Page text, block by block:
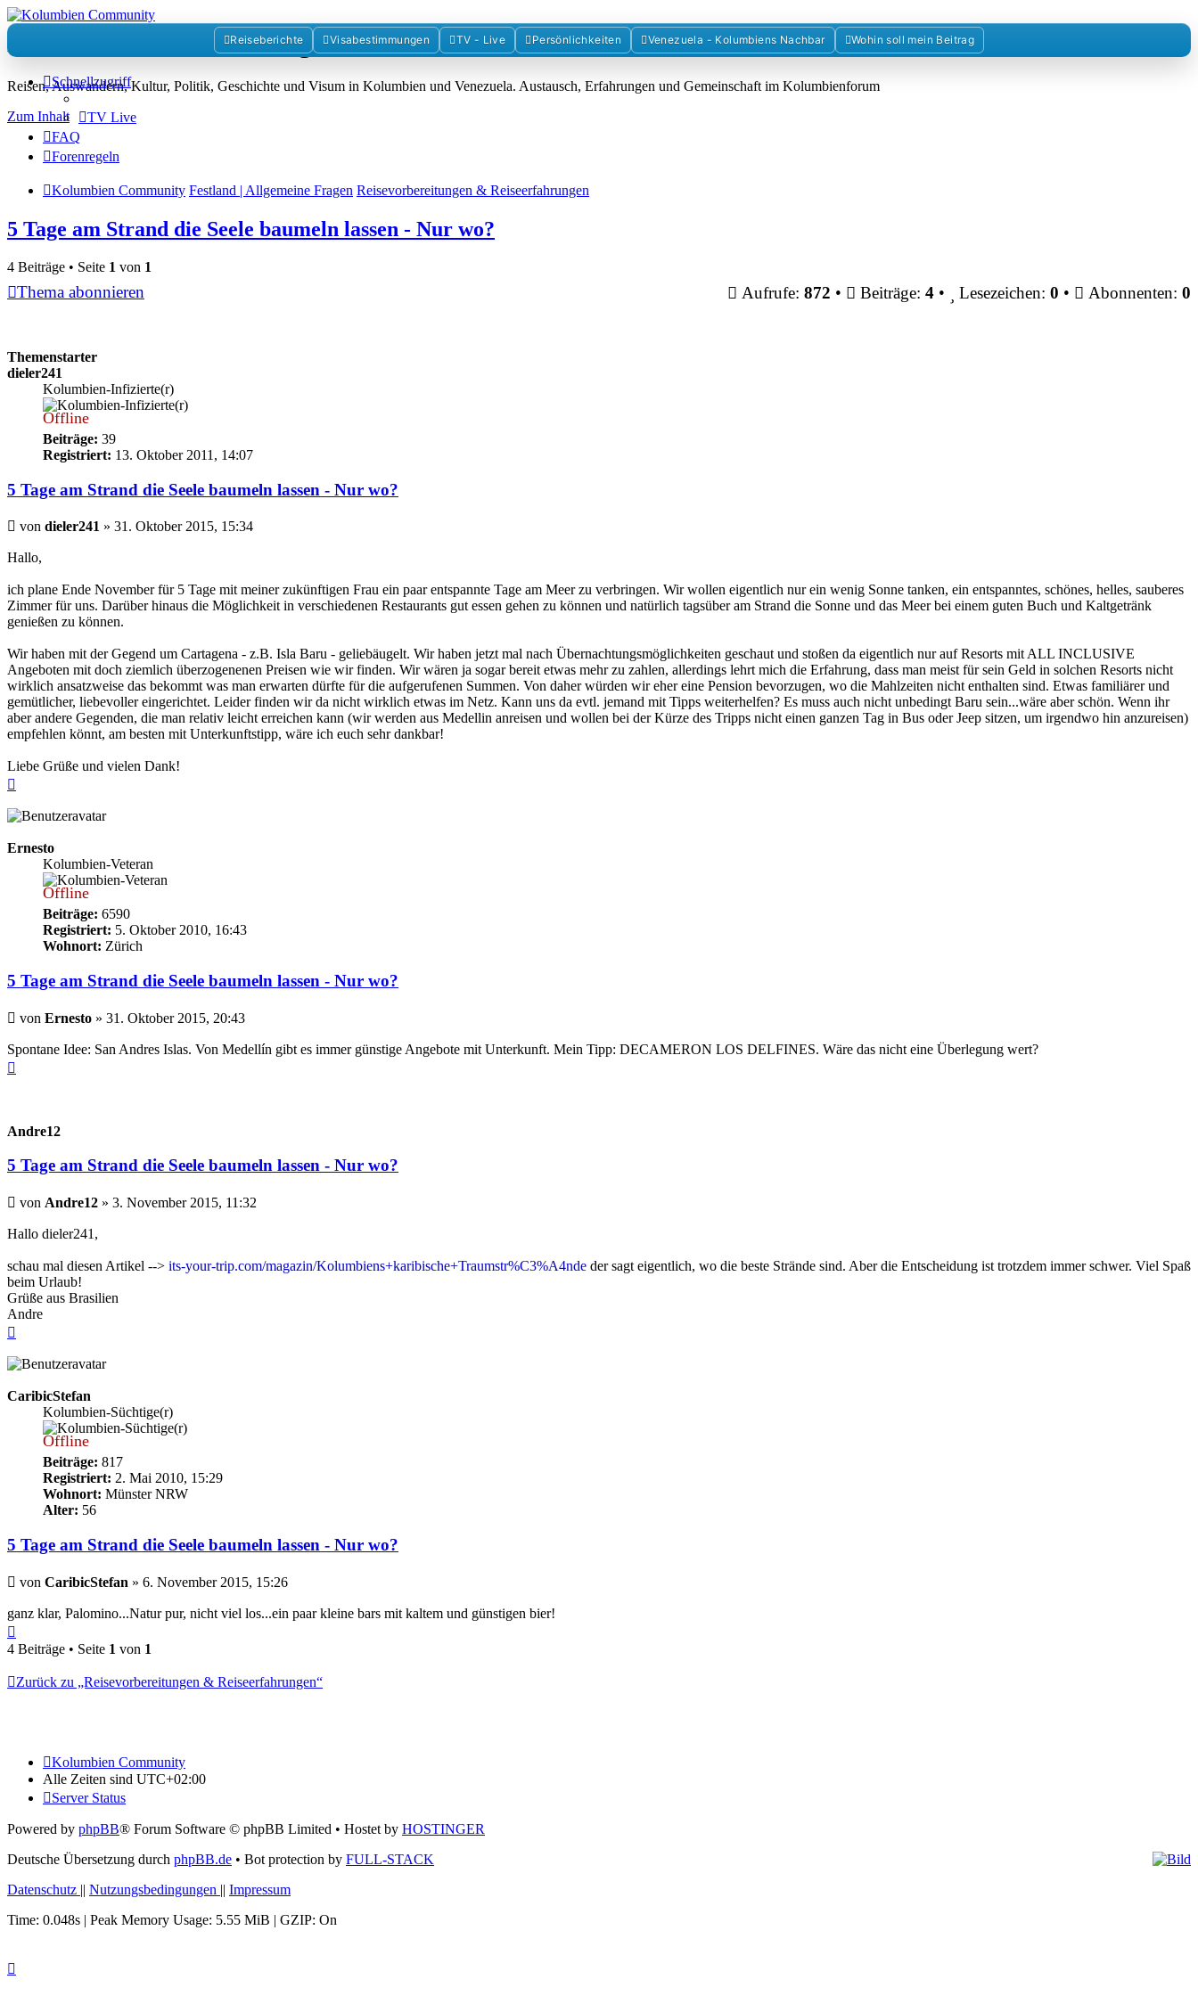
Kolumbienforum - Das grosse Forum der Freunde Kolumbiens
Reisen, Auswandern, Kultur, Politik, Geschichte und Visum in Kolumbien und Venezuela. Austausch, Erfahrungen und Gemeinschaft im Kolumbienforum
Zum Inhalt
Reiseberichte Visabestimmungen TV - Live Persönlichkeiten Venezuela - Kolumbiens Nachbar Wohin soll mein Beitrag
Schnellzugriff
TV Live
FAQ
Forenregeln
Kolumbien Community Festland | Allgemeine Fragen Reisevorbereitungen & Reiseerfahrungen
5 Tage am Strand die Seele baumeln lassen - Nur wo?
4 Beiträge • Seite 1 von 1
Thema abonnieren Aufrufe: 872 • Beiträge: 4 • Lesezeichen: 0 • Abonnenten: 0
Themenstarter
dieler241
Kolumbien-Infizierte(r)
Offline
Beiträge: 39
Registriert: 13. Oktober 2011, 14:07
5 Tage am Strand die Seele baumeln lassen - Nur wo?
Beitrag
von dieler241 » 31. Oktober 2015, 15:34
Hallo,
ich plane Ende November für 5 Tage mit meiner zukünftigen Frau ein paar entspannte Tage am Meer zu verbringen. Wir wollen eigentlich nur ein wenig Sonne tanken, ein entspanntes, schönes, helles, sauberes
Zimmer für uns. Darüber hinaus die Möglichkeit in verschiedenen Restaurants gut essen gehen zu können und natürlich tagsüber am Strand die Sonne und das Meer bei einem guten Buch und Kaltgetränk
genießen zu können.
Wir haben mit der Gegend um Cartagena - z.B. Isla Baru - geliebäugelt. Wir haben jetzt mal nach Übernachtungsmöglichkeiten geschaut und stoßen da eigentlich nur auf Resorts mit ALL INCLUSIVE
Angeboten mit doch ziemlich überzogenenen Preisen wie wir finden. Wir wären ja sogar bereit etwas mehr zu zahlen, allerdings lehrt mich die Erfahrung, dass man meist für sein Geld in solchen Resorts nicht
wirklich ansatzweise das bekommt was man erwarten dürfte für die aufgerufenen Summen. Von daher würden wir eher eine Pension bevorzugen, wo die Mahlzeiten nicht enthalten sind. Etwas familiärer und
gemütlicher, liebevoller eingerichtet. Leider finden wir da nicht wirklich etwas im Netz. Kann uns da evtl. jemand mit Tipps weiterhelfen? Es muss auch nicht unbedingt Baru sein...wäre aber schön. Wenn ihr
aber andere Gegenden, die man relativ leicht erreichen kann (wir werden aus Medellin anreisen und wollen bei der Kürze des Tripps nicht einen ganzen Tag in Bus oder Jeep sitzen, um irgendwo hin anzureisen)
empfehlen könnt, am besten mit Unterkunftstipp, wäre ich euch sehr dankbar!
Liebe Grüße und vielen Dank!
Ernesto
Kolumbien-Veteran
Offline
Beiträge: 6590
Registriert: 5. Oktober 2010, 16:43
Wohnort: Zürich
5 Tage am Strand die Seele baumeln lassen - Nur wo?
Beitrag
von Ernesto » 31. Oktober 2015, 20:43
Spontane Idee: San Andres Islas. Von Medellín gibt es immer günstige Angebote mit Unterkunft. Mein Tipp: DECAMERON LOS DELFINES. Wäre das nicht eine Überlegung wert?
Andre12
5 Tage am Strand die Seele baumeln lassen - Nur wo?
Beitrag
von Andre12 » 3. November 2015, 11:32
Hallo dieler241,
schau mal diesen Artikel --> its-your-trip.com/magazin/Kolumbiens+karibische+Traumstr%C3%A4nde der sagt eigentlich, wo die beste Strände sind. Aber die Entscheidung ist trotzdem immer schwer. Viel Spaß
beim Urlaub!
Grüße aus Brasilien
Andre
CaribicStefan
Kolumbien-Süchtige(r)
Offline
Beiträge: 817
Registriert: 2. Mai 2010, 15:29
Wohnort: Münster NRW
Alter: 56
5 Tage am Strand die Seele baumeln lassen - Nur wo?
Beitrag
von CaribicStefan » 6. November 2015, 15:26
ganz klar, Palomino...Natur pur, nicht viel los...ein paar kleine bars mit kaltem und günstigen bier!
oben
4 Beiträge • Seite 1 von 1
Zurück zu „Reisevorbereitungen & Reiseerfahrungen“
Kolumbien Community
Alle Zeiten sind UTC+02:00
Server Status
Powered by phpBB® Forum Software © phpBB Limited • Hostet by HOSTINGER
Deutsche Übersetzung durch phpBB.de • Bot protection by FULL-STACK
Datenschutz || Nutzungsbedingungen || Impressum
Time: 0.048s | Peak Memory Usage: 5.55 MiB | GZIP: On